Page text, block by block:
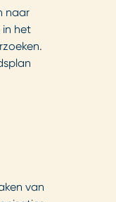
naar
in het
van